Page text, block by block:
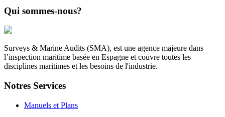
Qui sommes-nous?
Surveys & Marine Audits (SMA), est une agence majeure dans
l’inspection maritime basée en Espagne et couvre toutes les
disciplines maritimes et les besoins de l'industrie.
Notres Services
Manuels et Plans